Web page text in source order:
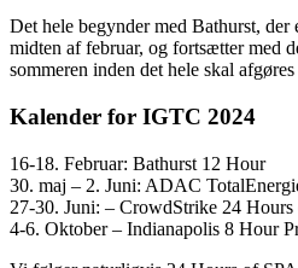
Det hele begynder med Bathurst,
midten af februar, og fortsætter med
sommeren inden det hele skal
Kalender for IGTC 2024
16-18. Februar: Bathurst 12 Hour
30. maj – 2. Juni: ADAC
27-30. Juni: – CrowdStrike 24 Hours
4-6. Oktober – Indianapolis 8 Hour